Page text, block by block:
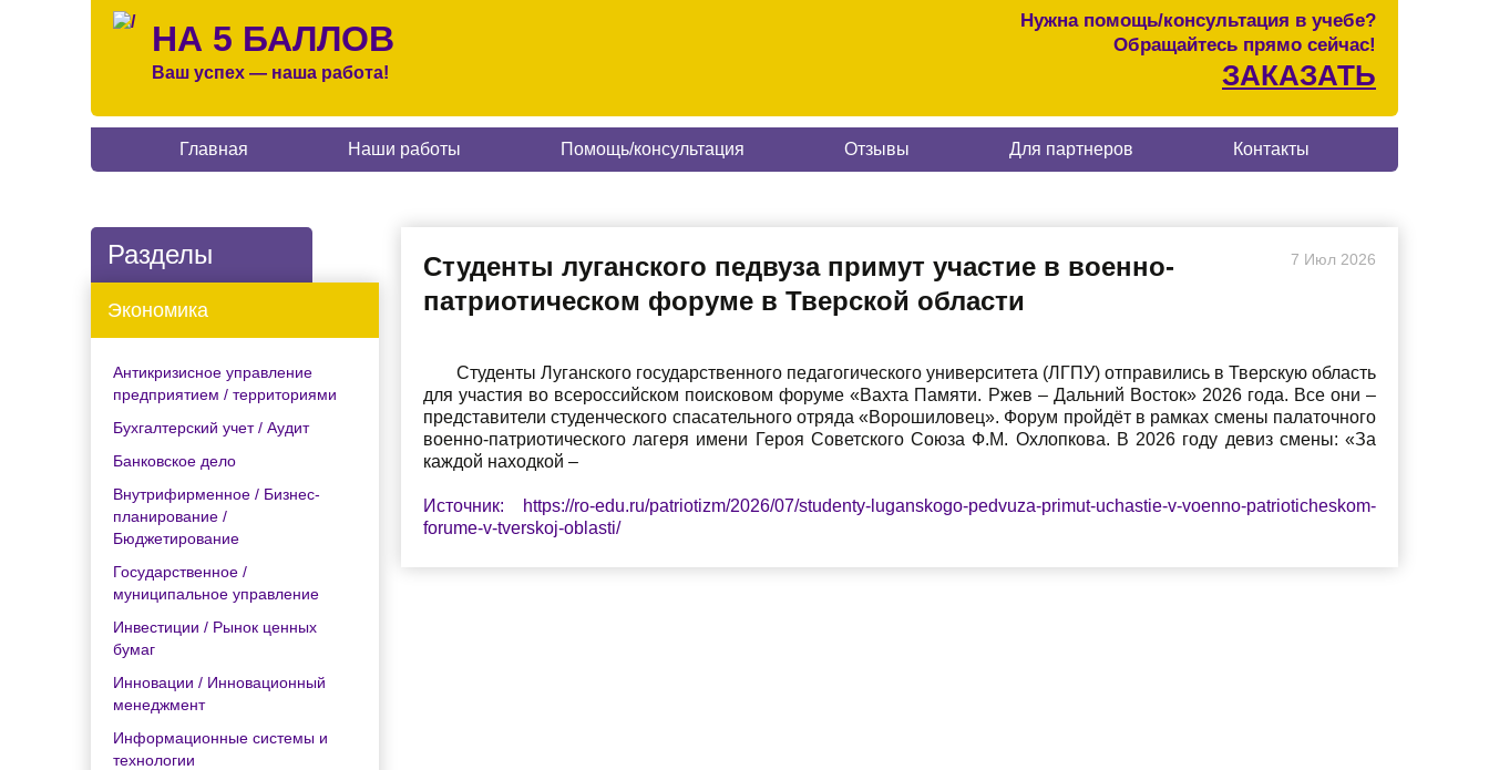
НА 5 БАЛЛОВ
Ваш успех — наша работа!
Нужна помощь/консультация в учебе?
Обращайтесь прямо сейчас!
ЗАКАЗАТЬ
Главная Наши работы Помощь/консультация Отзывы Для партнеров Контакты
Разделы
Экономика
Антикризисное управление
предприятием / территориями
Бухгалтерский учет / Аудит
Банковское дело
Внутрифирменное / Бизнес-
планирование /
Бюджетирование
Государственное /
муниципальное управление
Инвестиции / Рынок ценных
бумаг
Инновации / Инновационный
менеджмент
Информационные системы и
технологии
7 Июл 2026
Студенты луганского педвуза примут участие в военно-
патриотическом форуме в Тверской области
Студенты Луганского государственного педагогического университета (ЛГПУ) отправились в Тверскую область
для участия во всероссийском поисковом форуме «Вахта Памяти. Ржев – Дальний Восток» 2026 года. Все они –
представители студенческого спасательного отряда «Ворошиловец». Форум пройдёт в рамках смены палаточного
военно-патриотического лагеря имени Героя Советского Союза Ф.М. Охлопкова. В 2026 году девиз смены: «За
каждой находкой –
Источник: https://ro-edu.ru/patriotizm/2026/07/studenty-luganskogo-pedvuza-primut-uchastie-v-voenno-patrioticheskom-
forume-v-tverskoj-oblasti/